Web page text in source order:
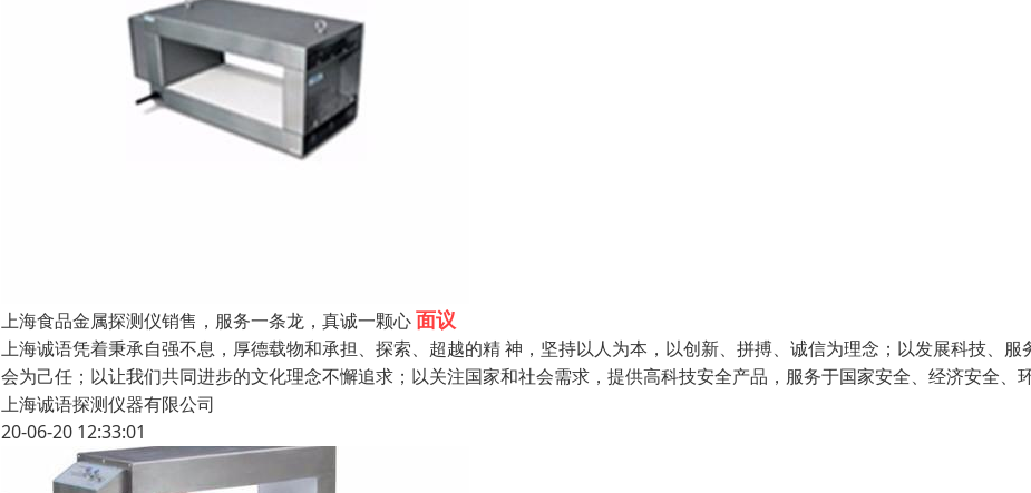
上海食品金属探测仪销售，服务一条龙，真诚一颗心面议
上海诚语凭着秉承自强不息，厚德载物和承担、探索、超越的精 神，坚持以人为本，以创新、拼搏、诚信为理念；以发展科技、服
会为己任；以让我们共同进步的文化理念不懈追求；以关注国家和社会需求，提供高科技安全产品，服务于国家安全、经济安全、
上海诚语探测仪器有限公司
20-06-20 12:33:01